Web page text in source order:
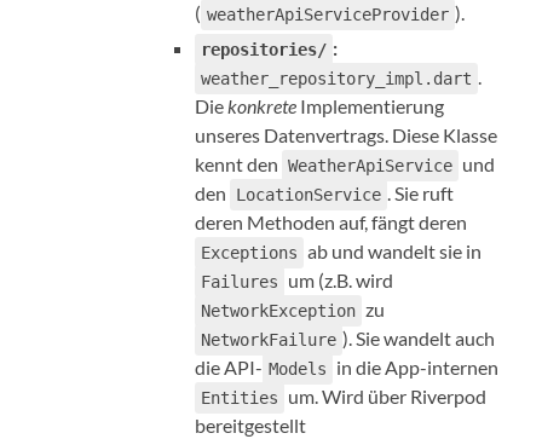
( weatherApiServiceProvider ).
repositories/ :
weather_repository_impl.dart .
Diekonkrete Implementierung
unseres Datenvertrags. Diese Klasse
kennt den WeatherApiService und
den
LocationService . Sie ruft
deren Methoden auf, fängt deren
Exceptions ab und wandelt sie in
Failures um (z.B. wird
NetworkException zu
NetworkFailure ). Sie wandelt auch
die API- Models in die App-internen
Entities
um. Wird über Riverpod
bereitgestellt